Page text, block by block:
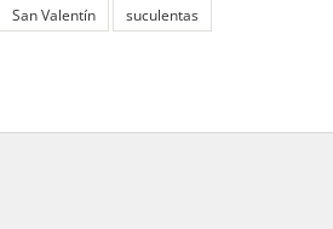
San Valentín
suculentas